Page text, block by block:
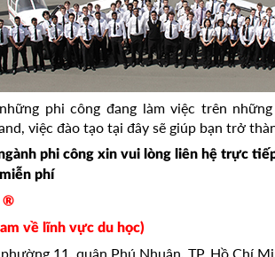
phi công đang làm việc trên
việc đào tạo tại đây sẽ giúp bạn trở
phi công xin vui lòng liên hệ trực
phí
®
về lĩnh vực du học)
11, quận Phú Nhuận, TP. Hồ Chí